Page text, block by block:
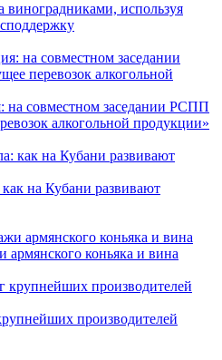
виноградниками, используя
на совместном заседании РСПП
алкогольной продукции»
на Кубани развивают
коньяка и вина
производителей